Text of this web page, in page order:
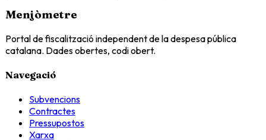
Menjòmetre
Portal de fiscalització independent de la despesa pública
catalana. Dades obertes, codi obert.
Navegació
Subvencions
Contractes
Pressupostos
Xarxa